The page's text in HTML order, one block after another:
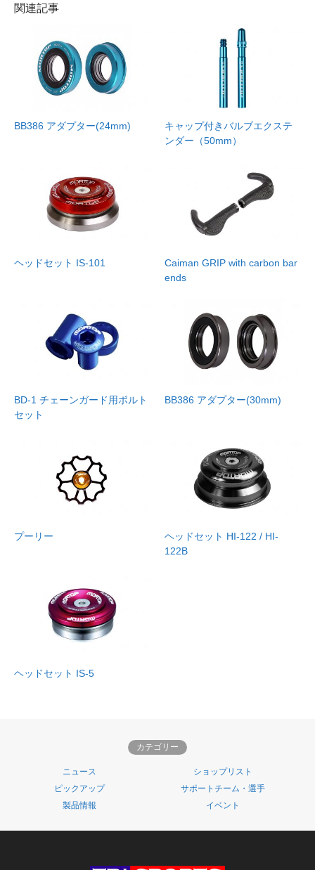
関連記事
BB386 アダプター(24mm)
キャップ付きバルブエクステ
ンダー（50mm）
ヘッドセット IS-101
Caiman GRIP with carbon bar
ends
BD-1 チェーンガード用ボルト
セット
BB386 アダプター(30mm)
プーリー
ヘッドセット HI-122 / HI-
122B
ヘッドセット IS-5
カテゴリー
ニュース
ショップリスト
ピックアップ
サポートチーム・選手
製品情報
イベント